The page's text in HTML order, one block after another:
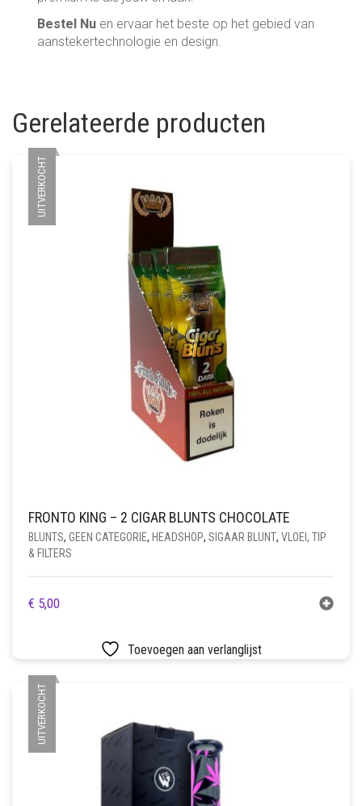
Bestel Nu en ervaar het beste op het gebied van
aanstekertechnologie en design.
Gerelateerde producten
UITVERKOCHT
FRONTO KING – 2 CIGAR BLUNTS CHOCOLATE
BLUNTS, GEEN CATEGORIE, HEADSHOP, SIGAAR BLUNT, VLOEI, TIP
& FILTERS
€ 5,00
Toevoegen aan verlanglijst
UITVERKOCHT